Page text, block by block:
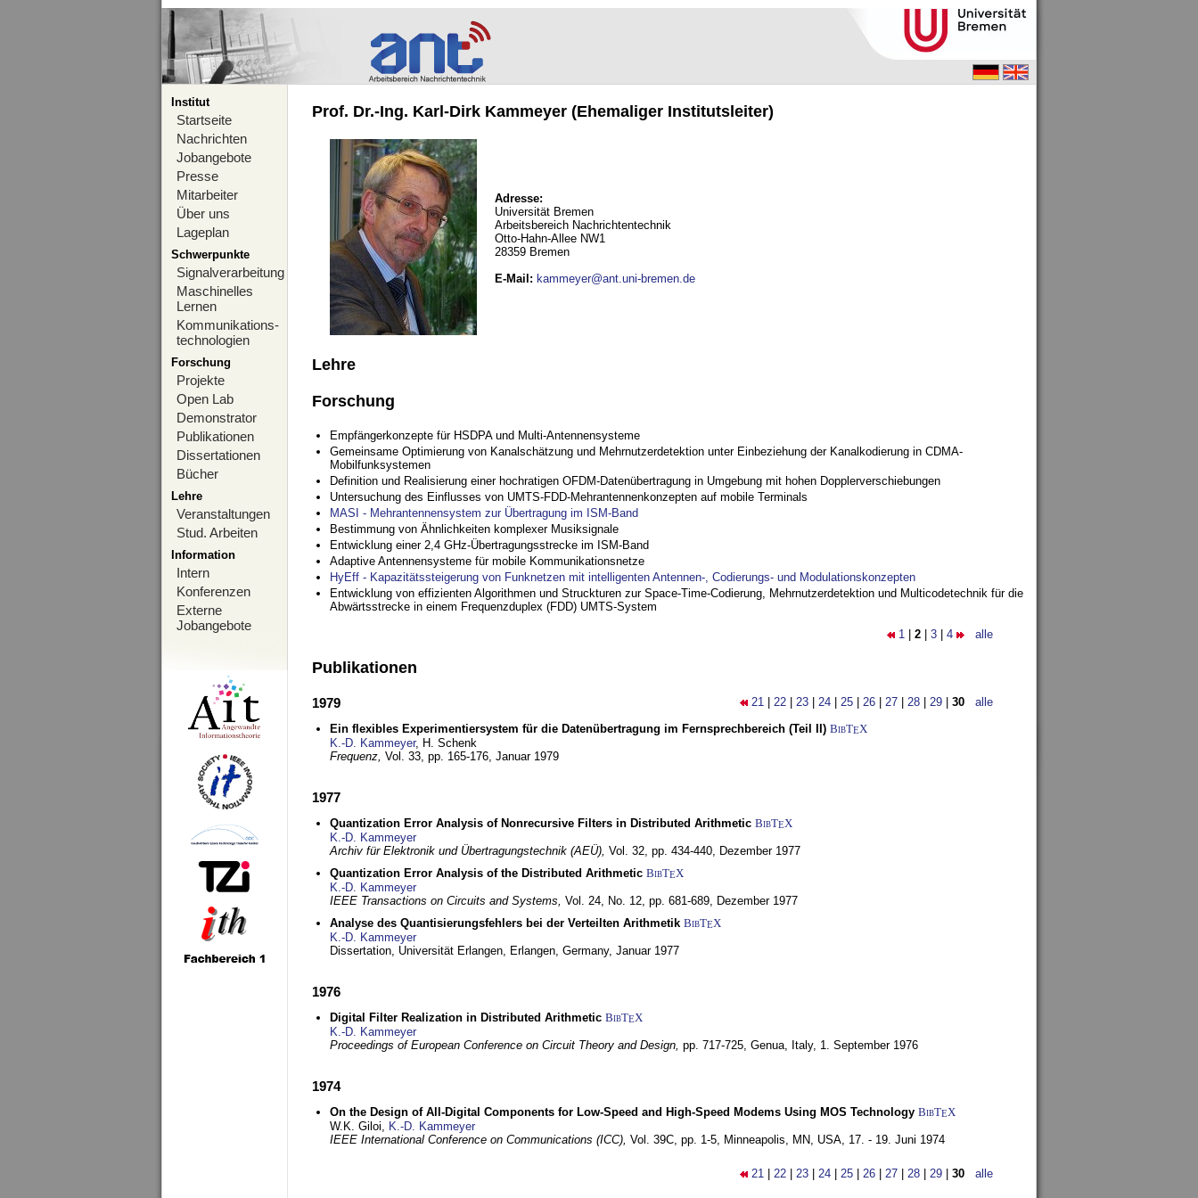
Institut
Startseite
Nachrichten
Jobangebote
Presse
Mitarbeiter
Über uns
Lageplan
Schwerpunkte
Signalverarbeitung
Maschinelles
Lernen
Kommunikations-
technologien
Forschung
Projekte
Open Lab
Demonstrator
Publikationen
Dissertationen
Bücher
Lehre
Veranstaltungen
Stud. Arbeiten
Information
Intern
Konferenzen
Externe
Jobangebote
Prof. Dr.-Ing. Karl-Dirk Kammeyer (Ehemaliger Institutsleiter)
Adresse:
Universität Bremen
Arbeitsbereich Nachrichtentechnik
Otto-Hahn-Allee NW1
28359 Bremen
E-Mail : kammeyer@ant.uni-bremen.de
Lehre
Forschung
Empfängerkonzepte für HSDPA und Multi-Antennensysteme
Gemeinsame Optimierung von Kanalschätzung und Mehrnutzerdetektion unter Einbeziehung der Kanalkodierung in CDMA-
Mobilfunksystemen
Definition und Realisierung einer hochratigen OFDM-Datenübertragung in Umgebung mit hohen Dopplerverschiebungen
Untersuchung des Einflusses von UMTS-FDD-Mehrantennenkonzepten auf mobile Terminals
MASI - Mehrantennensystem zur Übertragung im ISM-Band
Bestimmung von Ähnlichkeiten komplexer Musiksignale
Entwicklung einer 2,4 GHz-Übertragungsstrecke im ISM-Band
Adaptive Antennensysteme für mobile Kommunikationsnetze
HyEff - Kapazitätssteigerung von Funknetzen mit intelligenten Antennen-, Codierungs- und Modulationskonzepten
Entwicklung von effizienten Algorithmen und Struckturen zur Space-Time-Codierung, Mehrnutzerdetektion und Multicodetechnik für die
Abwärtsstrecke in einem Frequenzduplex (FDD) UMTS-System
1 2 3 4 alle
Publikationen
21 22 23 24 25 26 27 28 29 30 alle
1979
Ein flexibles Experimentiersystem für die Datenübertragung im Fernsprechbereich (Teil II) BibTEX
K.-D. Kammeyer, H. Schenk
Frequenz, Vol. 33, pp. 165-176, Januar 1979
1977
Quantization Error Analysis of Nonrecursive Filters in Distributed Arithmetic BibTEX
K.-D. Kammeyer
Archiv für Elektronik und Übertragungstechnik (AEÜ), Vol. 32, pp. 434-440, Dezember 1977
Quantization Error Analysis of the Distributed Arithmetic BibTEX
K.-D. Kammeyer
IEEE Transactions on Circuits and Systems, Vol. 24, No. 12, pp. 681-689, Dezember 1977
Analyse des Quantisierungsfehlers bei der Verteilten Arithmetik BibTEX
K.-D. Kammeyer
Dissertation, Universität Erlangen, Erlangen, Germany, Januar 1977
1976
Digital Filter Realization in Distributed Arithmetic BibTEX
K.-D. Kammeyer
Proceedings of European Conference on Circuit Theory and Design, pp. 717-725, Genua, Italy, 1. September 1976
1974
On the Design of All-Digital Components for Low-Speed and High-Speed Modems Using MOS Technology BibTEX
W.K. Giloi, K.-D. Kammeyer
IEEE International Conference on Communications (ICC), Vol. 39C, pp. 1-5, Minneapolis, MN, USA, 17. - 19. Juni 1974
21 22 23 24 25 26 27 28 29 30 alle